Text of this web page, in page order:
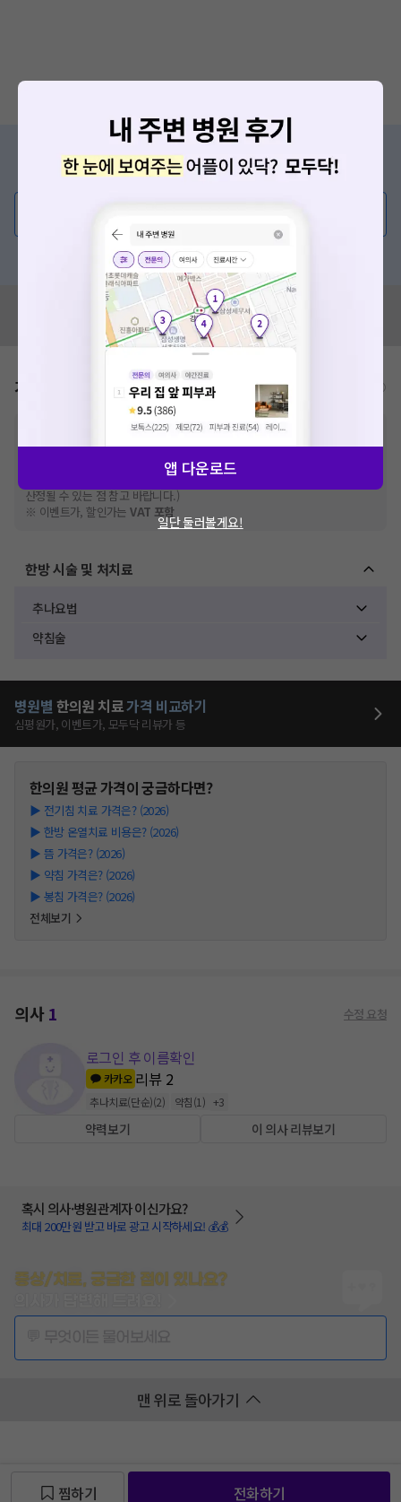
증상/치료, 궁금한 점이 있나요?
의사가 직접 답해드려요!
혹은, 의료상담 서비스에 다양한 게시글 보러가기
혹시 잘못된 병원정보가 있나요?
모두닥 팀에 알려주세요!
가격표 비급여/급여 진료란?
추가비용 등으로 실제 가격과 상이할 수 있으니, 정확
한 가격은 해당 의료기관에 직접 문의해주세요.
건강보험심사평가원에 고지되어 있는 급여 진료 기준 가
격입니다. (진료와 연관된 복합적인 비용이 추가되어, 병원마다 금액이 다르게
산정될 수 있는 점 참고 바랍니다.)
※ 이벤트가, 할인가는VAT 포함
한방 시술 및 처치료
추나요법
약침술
병원별 한의원 치료가격 비교하기
심평원가, 이벤트가, 모두닥 리뷰가 등
한의원평균 가격이 궁금하다면?
▶ 전기침 치료 가격은? (2026)
▶ 한방 온열치료 비용은? (2026)
▶ 뜸 가격은? (2026)
▶ 약침 가격은? (2026)
▶ 봉침 가격은? (2026)
전체보기
의사1 수정 요청
로그인 후 이름확인
카카오 리뷰 2
추나치료(단순)(2) 약침(1 ) +3
약력보기 이 의사 리뷰보기
혹시 의사·병원관계자 이신가요?
최대 200만원 받고 바로 광고 시작하세요! 💰💰
증상/치료, 궁금한 점이 있나요?
맨 위로 돌아가기
찜하기 전화하기
앱 다운로드
일단 둘러볼게요!